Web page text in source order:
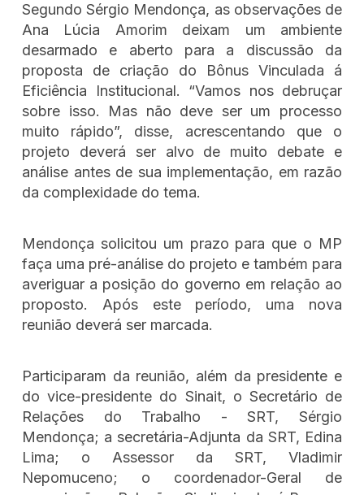
Segundo Sérgio Mendonça, as observações de
Ana Lúcia Amorim deixam um ambiente
desarmado e aberto para a discussão da
proposta de criação do Bônus Vinculada á
Eficiência Institucional. “Vamos nos debruçar
sobre isso. Mas não deve ser um processo
muito rápido”, disse, acrescentando que o
projeto deverá ser alvo de muito debate e
análise antes de sua implementação, em razão
da complexidade do tema.
Mendonça solicitou um prazo para que o MP
faça uma pré-análise do projeto e também para
averiguar a posição do governo em relação ao
proposto. Após este período, uma nova
reunião deverá ser marcada.
Participaram da reunião, além da presidente e
do vice-presidente do Sinait, o Secretário de
Relações do Trabalho - SRT, Sérgio
Mendonça; a secretária-Adjunta da SRT, Edina
Lima; o Assessor da SRT, Vladimir
Nepomuceno; o coordenador-Geral de